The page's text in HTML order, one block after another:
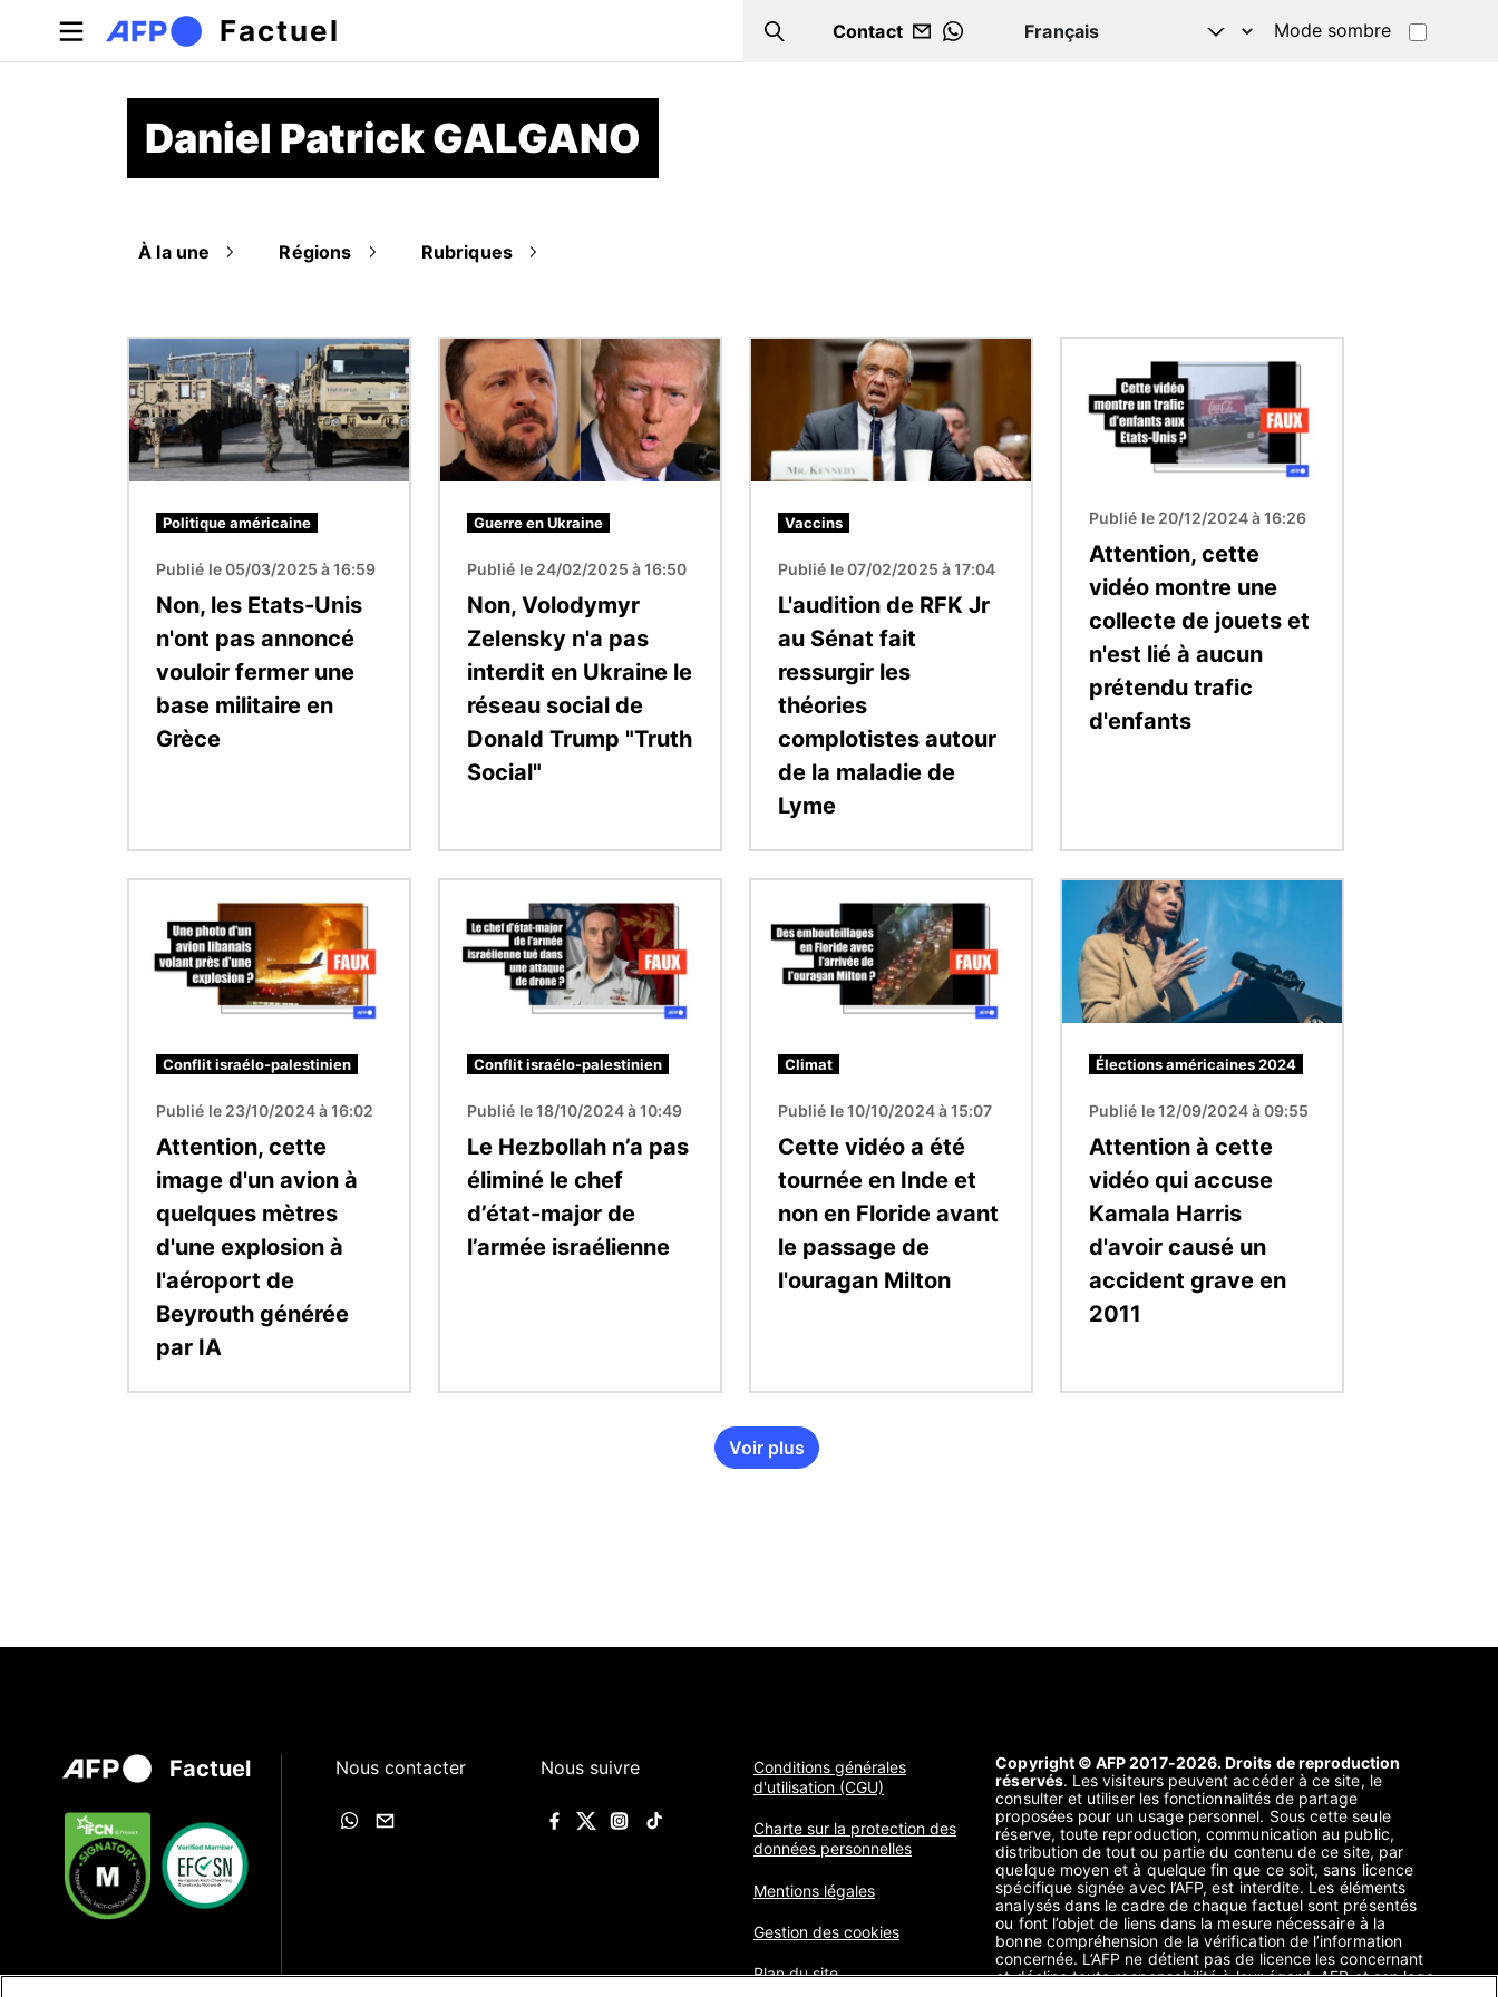
Aller au contenu principal
Factuel Search
Contact
WHATSAPP
Mode sombre
Daniel Patrick GALGANO
À la une Régions Rubriques
Image
Politique américaine
Publié le 05/03/2025 à 16:59
Non, les Etats-Unis
n'ont pas annoncé
vouloir fermer une
base militaire en
Grèce
Image
Guerre en Ukraine
Publié le 24/02/2025 à 16:50
Non, Volodymyr
Zelensky n'a pas
interdit en Ukraine le
réseau social de
Donald Trump "Truth
Social"
Vaccins
Publié le 07/02/2025 à 17:04
L'audition de RFK Jr
au Sénat fait
ressurgir les
théories
complotistes autour
de la maladie de
Lyme
Publié le 20/12/2024 à 16:26
Attention, cette
vidéo montre une
collecte de jouets et
n'est lié à aucun
prétendu trafic
d'enfants
Conflit israélo-palestinien
Publié le 23/10/2024 à 16:02
Attention, cette
image d'un avion à
quelques mètres
d'une explosion à
l'aéroport de
Beyrouth générée
par IA
Conflit israélo-palestinien
Publié le 18/10/2024 à 10:49
Le Hezbollah n’a pas
éliminé le chef
d’état-major de
l’armée israélienne
Climat
Publié le 10/10/2024 à 15:07
Cette vidéo a été
tournée en Inde et
non en Floride avant
le passage de
l'ouragan Milton
Élections américaines 2024
Publié le 12/09/2024 à 09:55
Attention à cette
vidéo qui accuse
Kamala Harris
d'avoir causé un
accident grave en
2011
Voir plus
Factuel Nous contacter Nous suivre
Conditions générales
d'utilisation (CGU)
Charte sur la protection des
données personnelles
Mentions légales
Gestion des cookies
Plan du site
Copyright © AFP 2017-2026. Droits de reproduction
réservés. Les visiteurs peuvent accéder à ce site, le
consulter et utiliser les fonctionnalités de partage
proposées pour un usage personnel. Sous cette seule
réserve, toute reproduction, communication au public,
distribution de tout ou partie du contenu de ce site, par
quelque moyen et à quelque fin que ce soit, sans licence
spécifique signée avec l’AFP, est interdite. Les éléments
analysés dans le cadre de chaque factuel sont présentés
ou font l’objet de liens dans la mesure nécessaire à la
bonne compréhension de la vérification de l’information
concernée. L’AFP ne détient pas de licence les concernant
et décline toute responsabilité à leur égard. AFP et son logo